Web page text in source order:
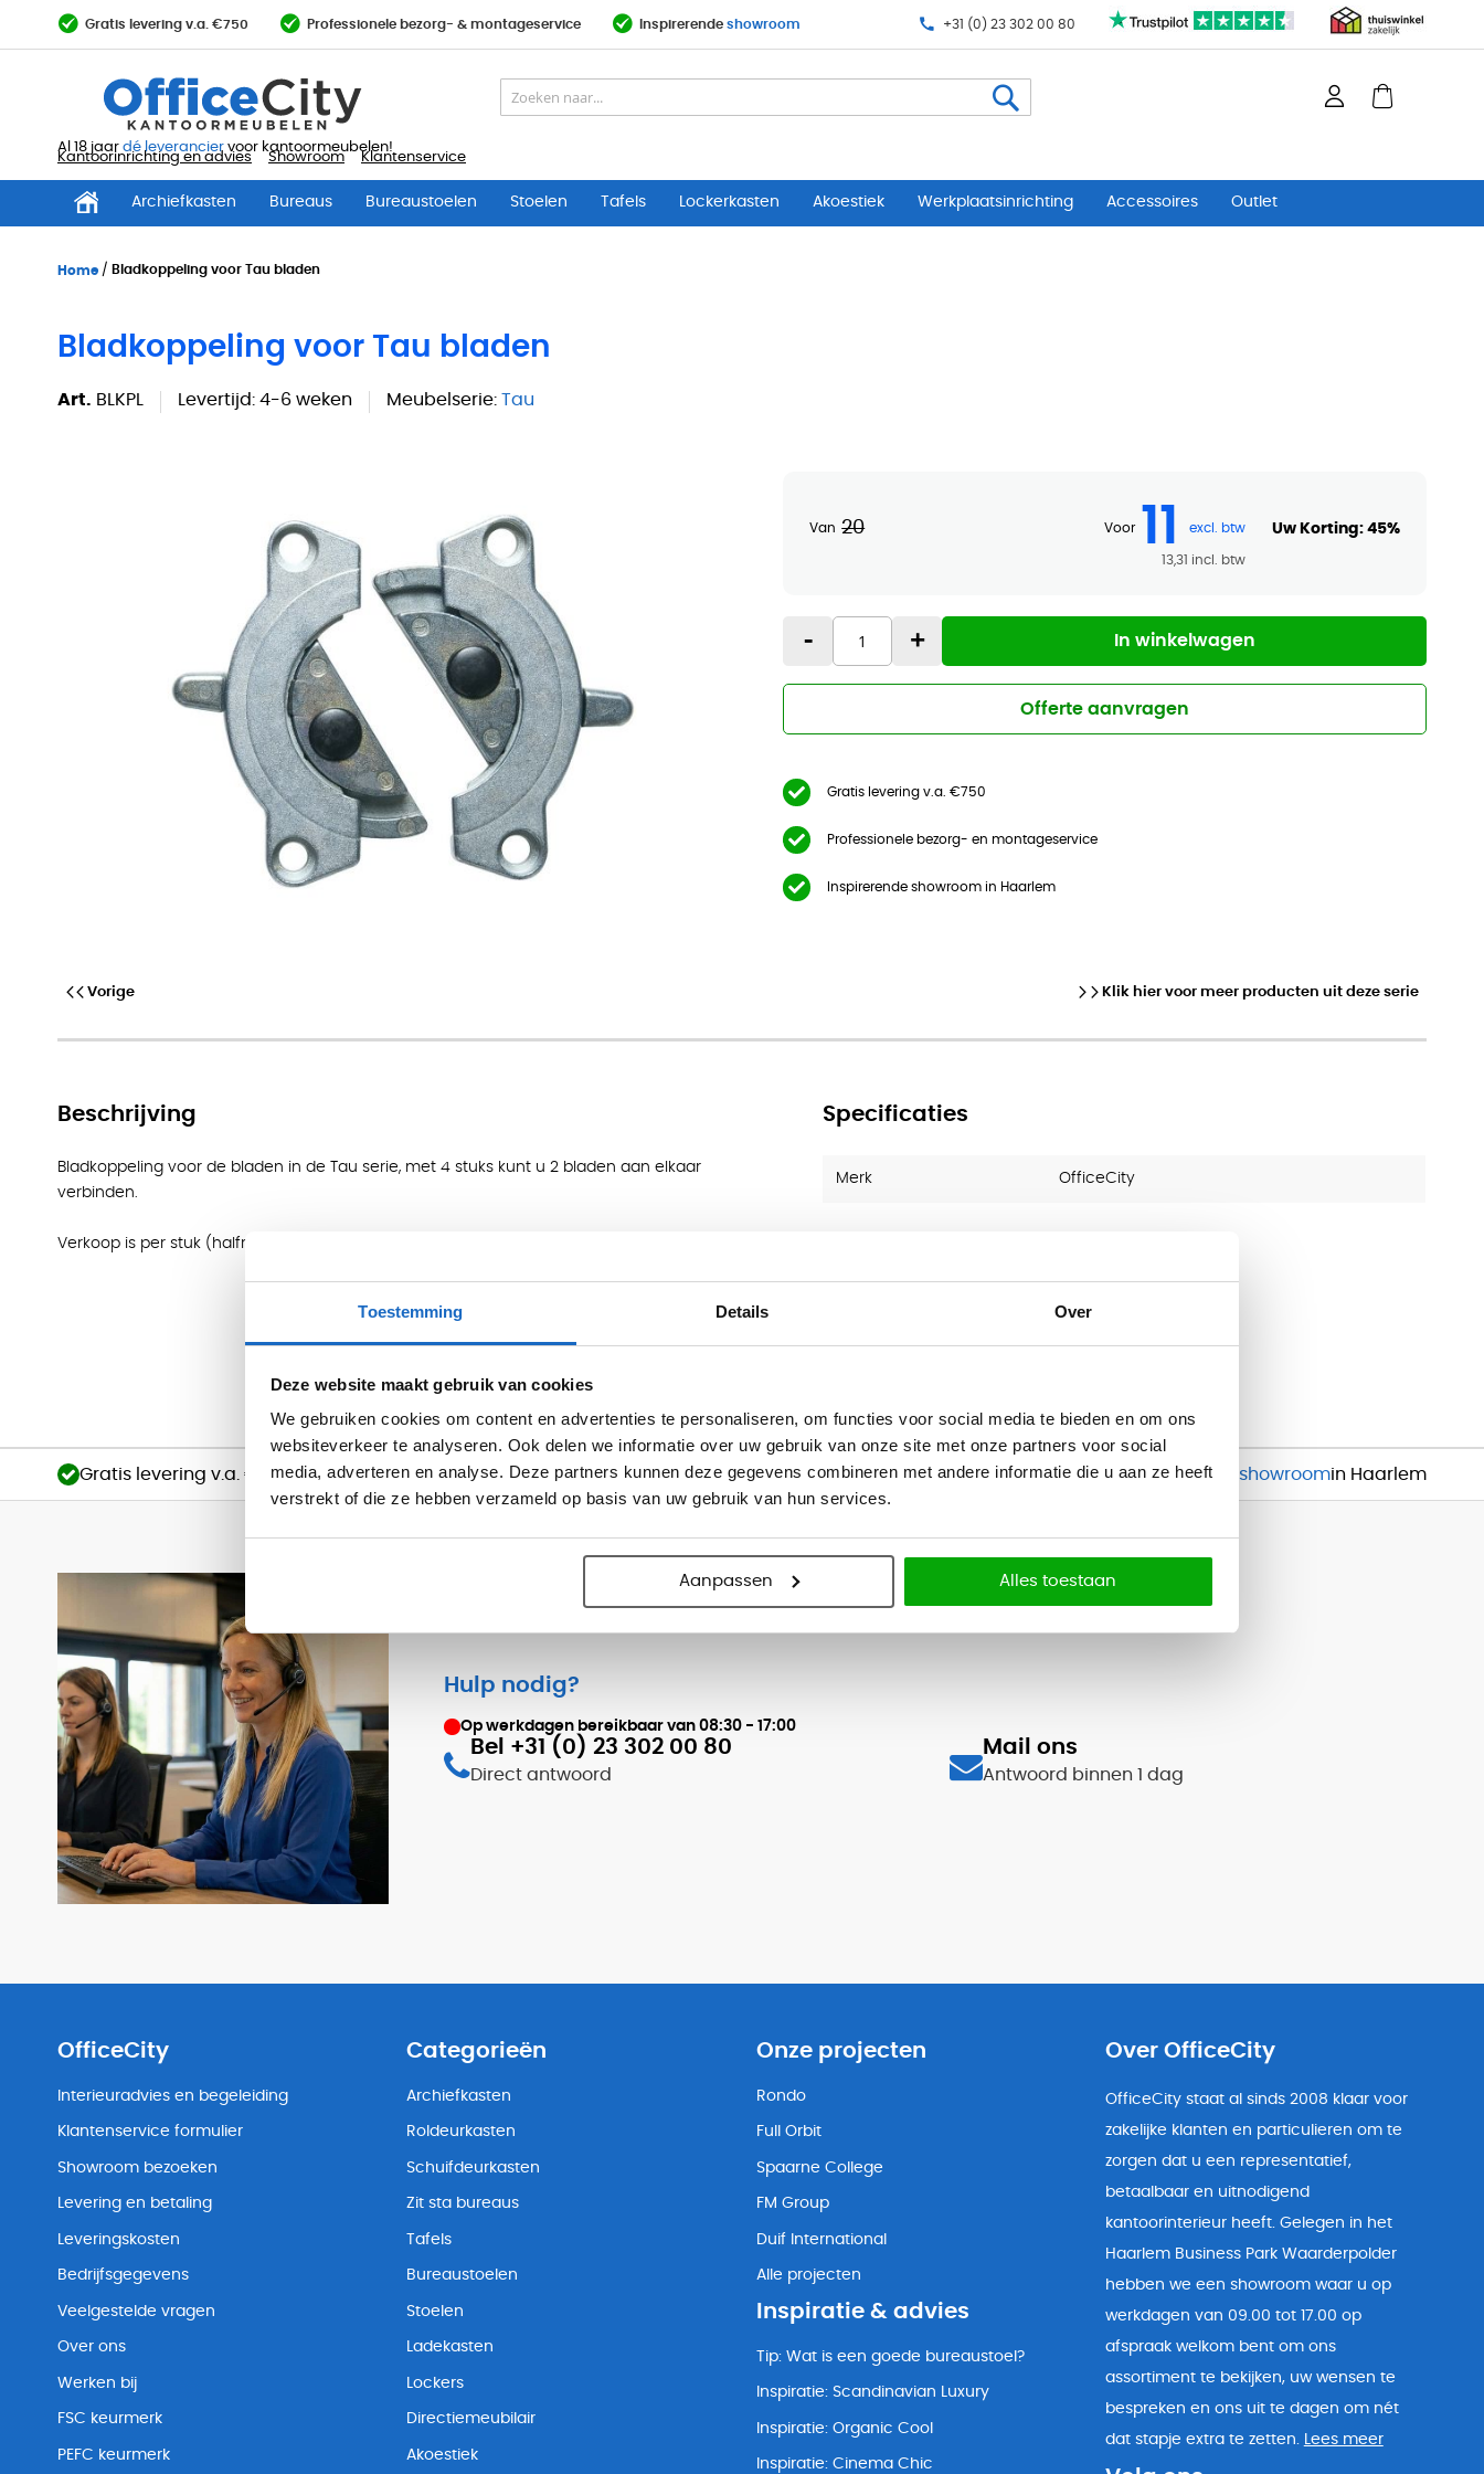
Toestemming Details Over
Deze website maakt gebruik van cookies
We gebruiken cookies om content en advertenties te personaliseren, om functies voor social media te bieden en om ons
websiteverkeer te analyseren. Ook delen we informatie over uw gebruik van onze site met onze partners voor social
media, adverteren en analyse. Deze partners kunnen deze gegevens combineren met andere informatie die u aan ze heeft
verstrekt of die ze hebben verzameld op basis van uw gebruik van hun services.
Aanpassen Alles toestaan
Gratis levering v.a. €750 Professionele bezorg- & montageservice Inspirerende showroom +31 (0) 23 302 00 80
Al 18 jaar dé leverancier voor kantoormeubelen!
Kantoorinrichting en advies Showroom Klantenservice
Archiefkasten Bureaus Bureaustoelen Stoelen Tafels Lockerkasten Akoestiek Werkplaatsinrichting Accessoires Outlet
Home Bladkoppeling voor Tau bladen
Bladkoppeling voor Tau bladen
Art. BLKPL Levertijd: 4-6 weken Meubelserie: Tau
Voor 11
13,31
Van 20 Uw Korting:45%
- + In winkelwagen
Offerte aanvragen
Gratis levering v.a. €750
Professionele bezorg- en montageservice
Inspirerende showroom in Haarlem
Vorige Klik hier voor meer producten uit deze serie
Beschrijving
Bladkoppeling voor de bladen in de Tau serie, met 4 stuks kunt u 2 bladen aan elkaar
verbinden.
Verkoop is per stuk (halfrond), op de foto ziet u twee stuks afgebeeld.
Specificaties
Merk OfficeCity
Gratis levering v.a. €750 Professionele bezorg- en montageservice Inspirerende showroomin Haarlem
Hulp nodig?
Op werkdagen bereikbaar van 08:30 - 17:00
Bel +31 (0) 23 302 00 80
Direct antwoord
Mail ons
Antwoord binnen 1 dag
OfficeCity
Interieuradvies en begeleiding
Klantenservice formulier
Showroom bezoeken
Levering en betaling
Leveringskosten
Bedrijfsgegevens
Veelgestelde vragen
Over ons
Werken bij
FSC keurmerk
PEFC keurmerk
Categorieën
Archiefkasten
Roldeurkasten
Schuifdeurkasten
Zit sta bureaus
Tafels
Bureaustoelen
Stoelen
Ladekasten
Lockers
Directiemeubilair
Akoestiek
Onze projecten
Rondo
Full Orbit
Spaarne College
FM Group
Duif International
Alle projecten
Inspiratie & advies
Tip: Wat is een goede bureaustoel?
Inspiratie: Scandinavian Luxury
Inspiratie: Organic Cool
Inspiratie: Cinema Chic
Over OfficeCity
OfficeCity staat al sinds 2008 klaar voor
zakelijke klanten en particulieren om te
zorgen dat u een representatief,
betaalbaar en uitnodigend
kantoorinterieur heeft. Gelegen in het
Haarlem Business Park Waarderpolder
hebben we een showroom waar u op
werkdagen van 09.00 tot 17.00 op
afspraak welkom bent om ons
assortiment te bekijken, uw wensen te
bespreken en ons uit te dagen om nét
dat stapje extra te zetten.
Lees meer